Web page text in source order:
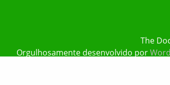
The
Orgulhosamente desenvolvido por